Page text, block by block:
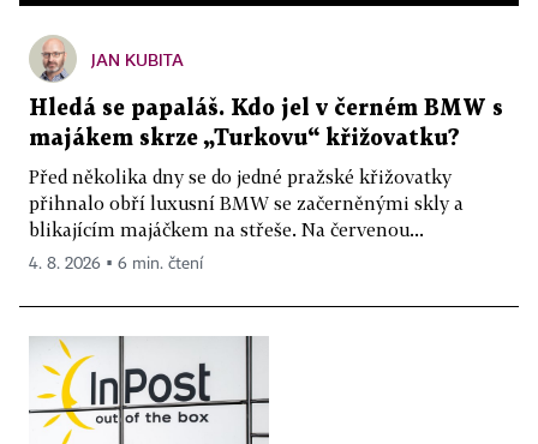
JAN KUBITA
Hledá se papaláš. Kdo jel v černém BMW s
majákem skrze „Turkovu“ křižovatku?
Před několika dny se do jedné pražské křižovatky
přihnalo obří luxusní BMW se začerněnými skly a
blikajícím majáčkem na střeše. Na červenou...
4. 8. 2026 ▪ 6 min. čtení